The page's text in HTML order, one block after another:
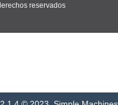
reservados